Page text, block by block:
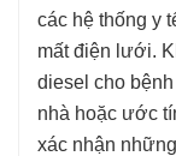
các hệ thống y
mất điện lưới.
diesel cho
nhà hoặc ước
xác nhận